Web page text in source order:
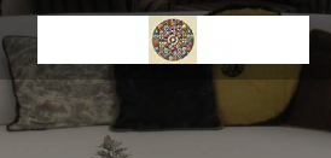
Skip
to
content